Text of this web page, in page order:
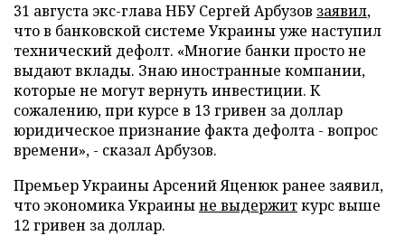
31 августа экс-глава НБУ Сергей Арбузов заявил,
что в банковской системе Украины уже наступил
технический дефолт. «Многие банки просто не
выдают вклады. Знаю иностранные компании,
которые не могут вернуть инвестиции. К
сожалению, при курсе в 13 гривен за доллар
юридическое признание факта дефолта - вопрос
времени», - сказал Арбузов.
Премьер Украины Арсений Яценюк ранее заявил,
что экономика Украиныне выдержиткурс выше
12 гривен за доллар.